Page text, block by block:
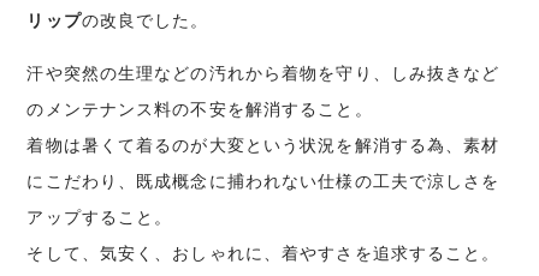
リップの改良でした。
汗や突然の生理などの汚れから着物を守り、しみ抜きなど
のメンテナンス料の不安を解消すること。
着物は暑くて着るのが大変という状況を解消する為、素材
にこだわり、既成概念に捕われない仕様の工夫で涼しさを
アップすること。
そして、気安く、おしゃれに、着やすさを追求すること。